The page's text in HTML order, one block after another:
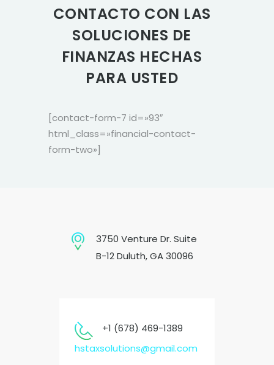
CONTACTO CON LAS
SOLUCIONES DE
FINANZAS HECHAS
PARA USTED
[contact-form-7 id=»93″
html_class=»financial-contact-
form-two»]
3750 Venture Dr. Suite
B-12 Duluth, GA 30096
+1 (678) 469-1389
hstaxsolutions@gmail.com